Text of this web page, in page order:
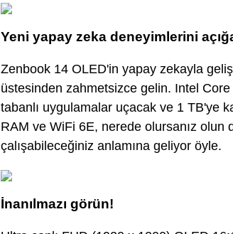
Yeni yapay zeka deneyimlerini
Zenbook 14 OLED'in yapay zekayla
üstesinden zahmetsizce gelin. Intel
tabanlı uygulamalar uçacak ve 1 TB'ye
RAM ve WiFi 6E, nerede olursanız olun
çalışabileceğiniz anlamına geliyor öyle.
İnanılmazı görün!